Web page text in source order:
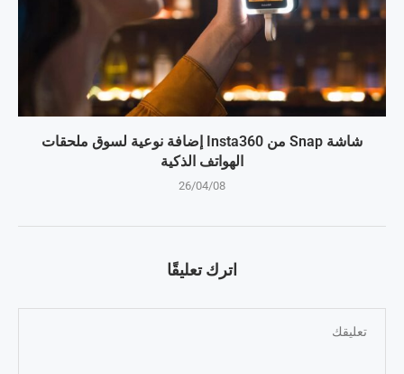
شاشة Snap من Insta360 إضافة نوعية لسوق ملحقات
الهواتف الذكية
26/04/08
اترك تعليقًا